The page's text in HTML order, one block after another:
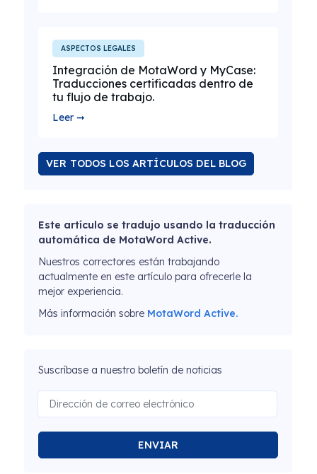
ASPECTOS LEGALES
Integración de MotaWord y MyCase:
Traducciones certificadas dentro de
tu flujo de trabajo.
Leer ➞
VER TODOS LOS ARTÍCULOS DEL BLOG
Este artículo se tradujo usando la traducción
automática de MotaWord Active.
Nuestros correctores están trabajando
actualmente en este artículo para ofrecerle la
mejor experiencia.
Más información sobre MotaWord Active.
Suscríbase a nuestro boletín de noticias
ENVIAR